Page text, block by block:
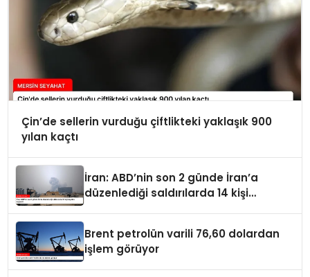
Çin’de sellerin vurduğu çiftlikteki yaklaşık 900
yılan kaçtı
İran: ABD’nin son 2 günde İran’a
düzenlediği saldırılarda 14 kişi
Brent petrolün varili 76,60 dolardan
işlem görüyor